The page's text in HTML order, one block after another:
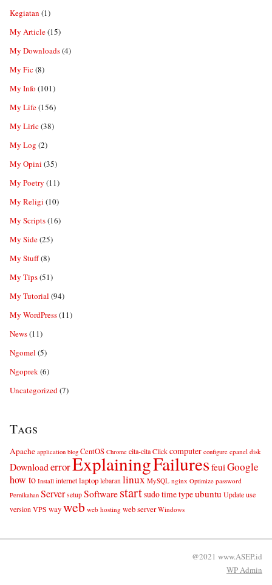
Kegiatan (1)
My Article(15)
My Downloads(4)
My Fic(8)
My Info (101)
My Life(156)
My Liric(38)
My Log (2)
My Opini (35)
My Poetry (11)
My Religi (10)
My Scripts(16)
My Side(25)
My Stuff(8)
My Tips(51)
My Tutorial (94)
My WordPress(11)
News(11)
Ngomel (5)
Ngoprek(6)
Uncategorized(7)
Tags
Apache application blog CentOS Chrome cita-cita Click computer configure cpanel disk
DownloaderrorExplainingFailuresfeuiGoogle
how to Install internet laptop lebaran linux MySQL nginx Optimize password
Pernikahan Server setup Softwarestartsudotimetypeubuntu Update use
version VPS wayweb web hosting web server Windows
@2021 www.ASEP.id
WPAdmin